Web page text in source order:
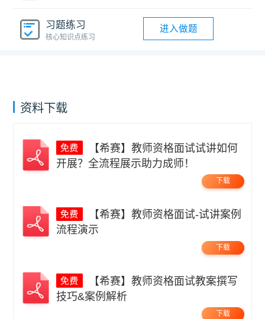
习题练习
核心知识点练习
进入做题
资料下载
开展？全流程展示助力成师！
下载
流程演示
下载
技巧&案例解析
下载